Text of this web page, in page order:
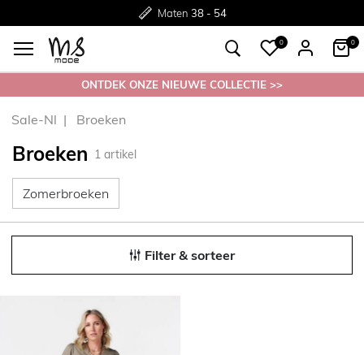
Gratisverzending*
Maten 38 - 54
Gratisretourneren in de winkel
0 0
ONTDEK ONZE NIEUWE COLLECTIE >>
Sale-Nl Broeken
Broeken 1 artikel
Zomerbroeken
Filter & sorteer